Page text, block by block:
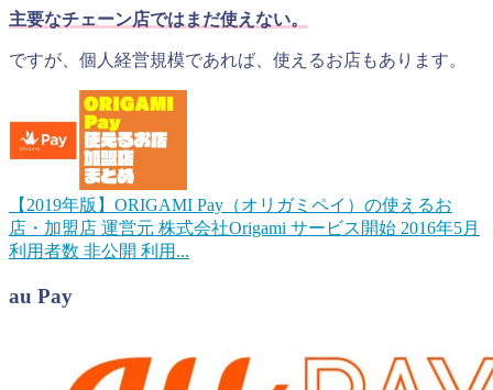
主要なチェーン店ではまだ使えない。
ですが、個人経営規模であれば、使えるお店もあります。
【2019年版】ORIGAMI Pay（オリガミペイ）の使えるお
店・加盟店 運営元 株式会社Origami サービス開始 2016年5月
利用者数 非公開 利用...
au Pay